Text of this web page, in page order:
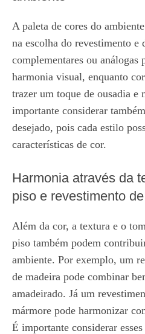
A paleta de cores do
na escolha do revestimento e
complementares ou análogas
harmonia visual, enquanto
trazer um toque de ousadia e
importante considerar
desejado, pois cada estilo
características de cor.
Harmonia através da
piso e revestimento
Além da cor, a textura e o
piso também podem
ambiente. Por exemplo, um
de madeira pode combinar
amadeirado. Já um
mármore pode harmonizar
É importante considerar